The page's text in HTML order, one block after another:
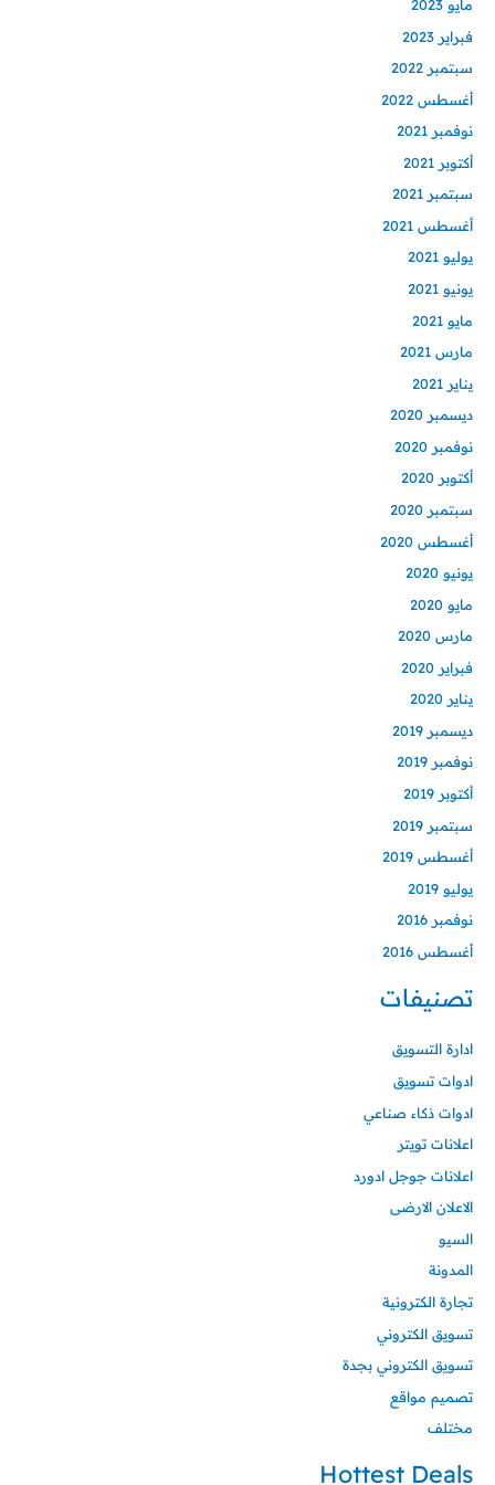
مايو 2023
فبراير 2023
سبتمبر 2022
أغسطس 2022
نوفمبر 2021
أكتوبر 2021
سبتمبر 2021
أغسطس 2021
يوليو 2021
يونيو 2021
مايو 2021
مارس 2021
يناير 2021
ديسمبر 2020
نوفمبر 2020
أكتوبر 2020
سبتمبر 2020
أغسطس 2020
يونيو 2020
مايو 2020
مارس 2020
فبراير 2020
يناير 2020
ديسمبر 2019
نوفمبر 2019
أكتوبر 2019
سبتمبر 2019
أغسطس 2019
يوليو 2019
نوفمبر 2016
أغسطس 2016
تصنيفات
ادارة التسويق
ادوات تسويق
ادوات ذكاء صناعي
اعلانات تويتر
اعلانات جوجل ادورد
الاعلان الارضى
السيو
المدونة
تجارة الكترونية
تسويق الكتروني
تسويق الكتروني بجدة
تصميم مواقع
مختلف
Hottest Deals